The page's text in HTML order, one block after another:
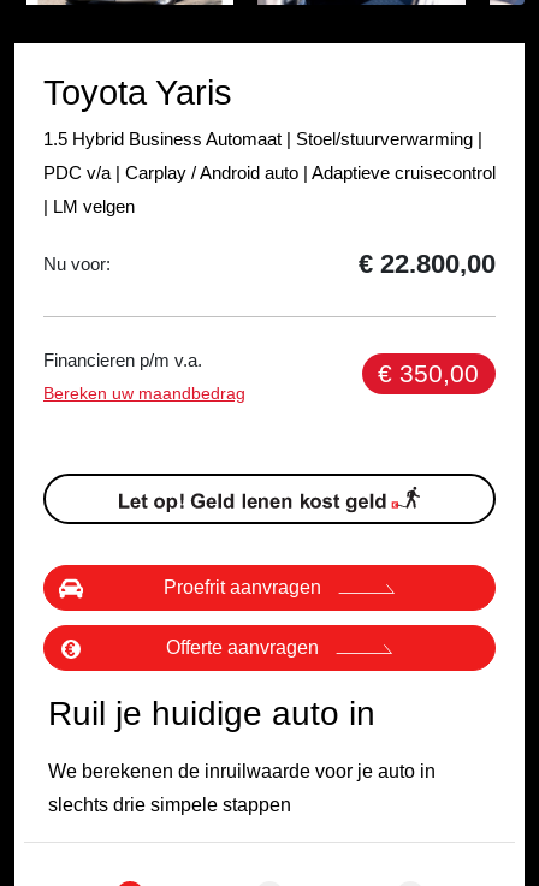
Toyota Yaris
1.5 Hybrid Business Automaat | Stoel/stuurverwarming |
PDC v/a | Carplay / Android auto | Adaptieve cruisecontrol
| LM velgen
Nu voor: € 22.800,00
Financieren p/m v.a. € 350,00
Bereken uw maandbedrag
Proefrit aanvragen
Offerte aanvragen